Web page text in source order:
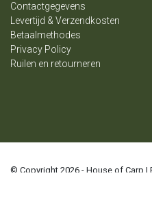
Contactgegevens
Levertijd & Verzendkosten
Betaalmethodes
Privacy Policy
Ruilen en retourneren
© Copyright 2026 - House of Carp |